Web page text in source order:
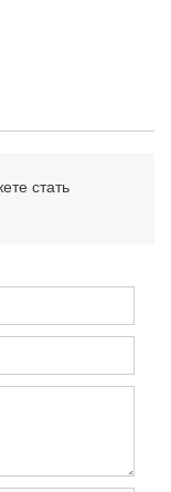
стать